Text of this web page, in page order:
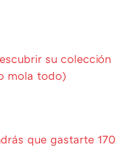
su colección
mola todo)
que gastarte 170